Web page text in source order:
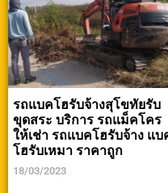
รถแบคโฮรับจ้างสุโขทัยรับ
ขุดสระ บริการ รถแม็คโคร
ให้เช่า รถแบคโฮรับจ้าง แบ
โฮรับเหมา ราคาถูก
18/03/2023